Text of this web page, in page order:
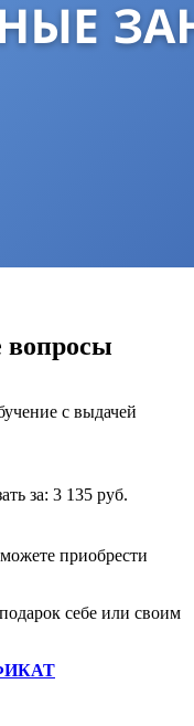
вопросы
с выдачей
за: 3 135 руб.
приобрести
себе или своим